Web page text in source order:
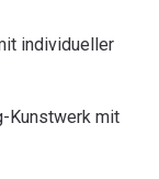
individueller
Kunstwerk mit